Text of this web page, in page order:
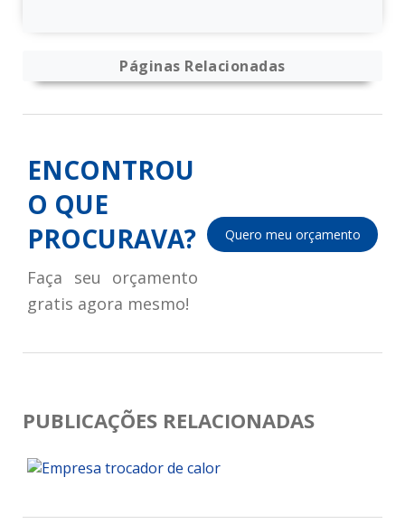
Páginas Relacionadas
ENCONTROU
O QUE
PROCURAVA?
Faça seu orçamento
gratis agora mesmo!
Quero meu orçamento
PUBLICAÇÕES RELACIONADAS